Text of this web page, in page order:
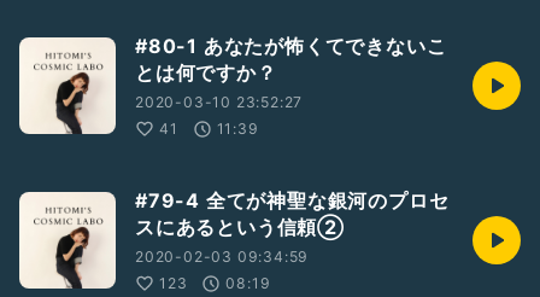
#80-1 あなたが怖くてできないこ
とは何ですか？
2020-03-10 23:52:27
41
11:39
#79-4 全てが神聖な銀河のプロセ
スにあるという信頼②
2020-02-03 09:34:59
123
08:19